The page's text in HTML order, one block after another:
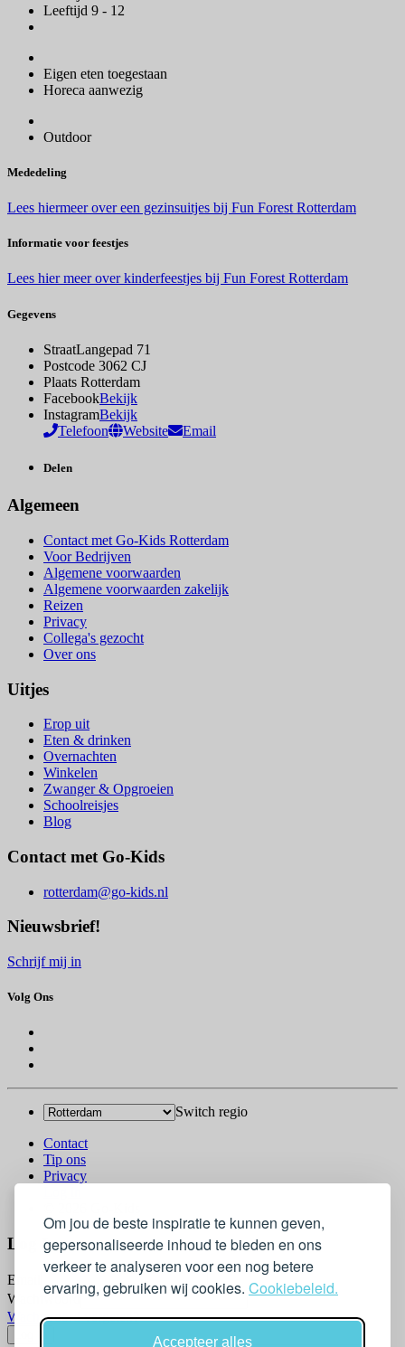
Om jou de beste inspiratie te kunnen geven,
gepersonaliseerde inhoud te bieden en ons
verkeer te analyseren voor een nog betere
ervaring, gebruiken wij cookies. Cookiebeleid.
Accepteer alles
Leeftijd 9 - 12
Eigen eten toegestaan
Horeca aanwezig
Outdoor
Mededeling
Lees hiermeer over een gezinsuitjes bij Fun Forest Rotterdam
Informatie voor feestjes
Lees hier meer over kinderfeestjes bij Fun Forest Rotterdam
Gegevens
StraatLangepad 71
Postcode 3062 CJ
Plaats Rotterdam
FacebookBekijk
InstagramBekijk
Telefoon
Website Email
Delen
Algemeen
Contact met Go-Kids Rotterdam
Voor Bedrijven
Algemene voorwaarden
Algemene voorwaarden zakelijk
Reizen
Privacy
Collega's gezocht
Over ons
Uitjes
Erop uit
Eten & drinken
Overnachten
Winkelen
Zwanger & Opgroeien
Schoolreisjes
Blog
Contact met Go-Kids
rotterdam@go-kids.nl
Nieuwsbrief!
Schrijf mij in
Volg Ons
Switch regio
Contact
Tip ons
Privacy
Log In
Email
Wachtwoord
Wachtwoord vergeten?